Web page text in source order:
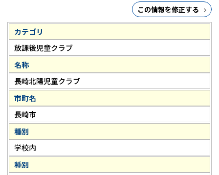
この情報を修正する
カテゴリ
放課後児童クラブ
名称
長崎北陽児童クラブ
市町名
長崎市
種別
学校内
種別